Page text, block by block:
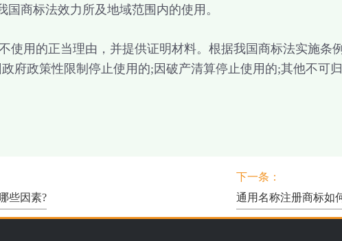
商标法效力所及地域范围内的使用。
用的正当理由，并提供证明材料。根据我国商标法实施条
府政策性限制停止使用的;因破产清算停止使用的;其他不可
些因素?
下一条：
通用名称注册商标如